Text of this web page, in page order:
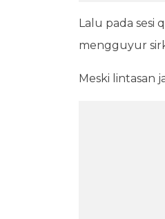
Lalu pada
mengguyur
Meski lintasan